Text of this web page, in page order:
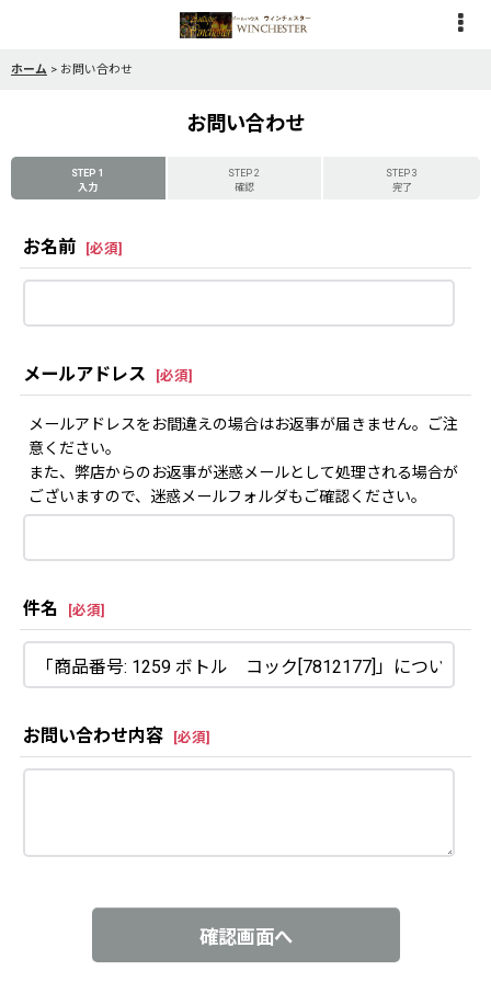
ホーム > お問い合わせ
お問い合わせ
STEP 1
入力
STEP 2
確認
STEP 3
完了
お名前 [必須]
メールアドレス [必須]
メールアドレスをお間違えの場合はお返事が届きません。ご注
意ください。
また、弊店からのお返事が迷惑メールとして処理される場合が
ございますので、迷惑メールフォルダもご確認ください。
件名 [必須]
お問い合わせ内容 [必須]
確認画面へ